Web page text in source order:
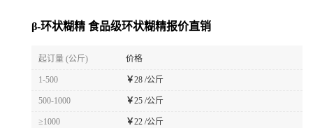
β-环状糊精 食品级环状糊精报价直销
起订量 (公斤) 价格
1-500 ￥28 /公斤
500-1000 ￥25 /公斤
≥1000 ￥22 /公斤